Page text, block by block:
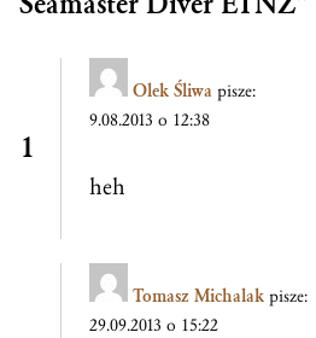
Olek Śliwa pisze:
9.08.2013 o 12:38
heh
Tomasz Michalak pisze:
29.09.2013 o 15:22